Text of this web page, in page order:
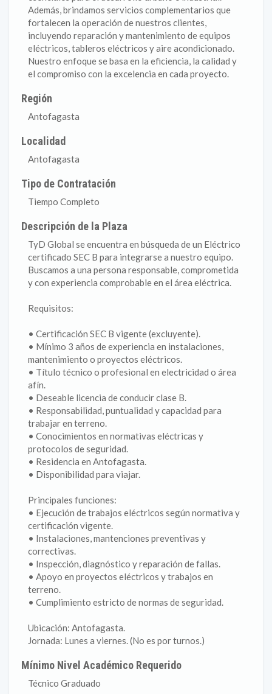
Además, brindamos servicios complementarios que
fortalecen la operación de nuestros clientes,
incluyendo reparación y mantenimiento de equipos
eléctricos, tableros eléctricos y aire acondicionado.
Nuestro enfoque se basa en la eficiencia, la calidad y
el compromiso con la excelencia en cada proyecto.
Región
Antofagasta
Localidad
Antofagasta
Tipo de Contratación
Tiempo Completo
Descripción de la Plaza
TyD Global se encuentra en búsqueda de un Eléctrico
certificado SEC B para integrarse a nuestro equipo.
Buscamos a una persona responsable, comprometida
y con experiencia comprobable en el área eléctrica.
Requisitos:
• Certificación SEC B vigente (excluyente).
• Mínimo 3 años de experiencia en instalaciones,
mantenimiento o proyectos eléctricos.
• Título técnico o profesional en electricidad o área
afín.
• Deseable licencia de conducir clase B.
• Responsabilidad, puntualidad y capacidad para
trabajar en terreno.
• Conocimientos en normativas eléctricas y
protocolos de seguridad.
• Residencia en Antofagasta.
• Disponibilidad para viajar.
Principales funciones:
• Ejecución de trabajos eléctricos según normativa y
certificación vigente.
• Instalaciones, mantenciones preventivas y
correctivas.
• Inspección, diagnóstico y reparación de fallas.
• Apoyo en proyectos eléctricos y trabajos en
terreno.
• Cumplimiento estricto de normas de seguridad.
Ubicación: Antofagasta.
Jornada: Lunes a viernes. (No es por turnos.)
Mínimo Nivel Académico Requerido
Técnico Graduado